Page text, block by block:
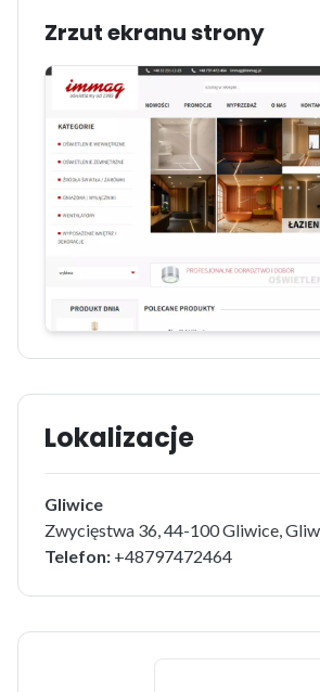
Zrzut ekranu strony
Lokalizacje
Gliwice
Zwycięstwa 36, 44-100 Gliwice,
Telefon: +48797472464